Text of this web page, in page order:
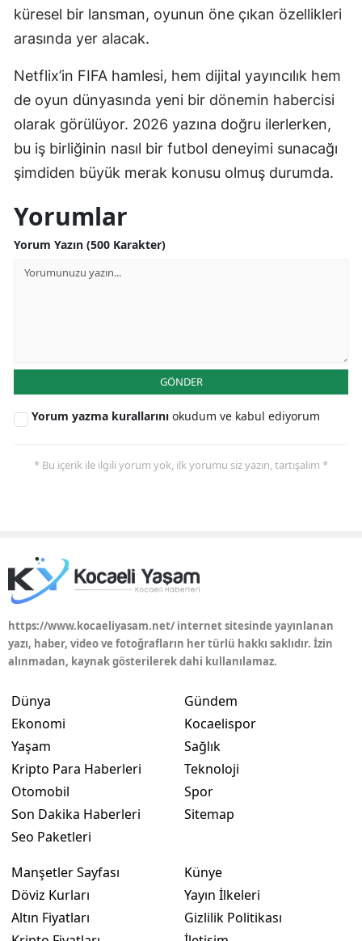
küresel bir lansman, oyunun öne çıkan özellikleri
arasında yer alacak.
Netflix’in FIFA hamlesi, hem dijital yayıncılık hem
de oyun dünyasında yeni bir dönemin habercisi
olarak görülüyor. 2026 yazına doğru ilerlerken,
bu iş birliğinin nasıl bir futbol deneyimi sunacağı
şimdiden büyük merak konusu olmuş durumda.
Yorumlar
Yorum Yazın (500 Karakter)
GÖNDER
Yorum yazma kurallarını okudum ve kabul ediyorum
* Bu içerik ile ilgili yorum yok, ilk yorumu siz yazın, tartışalım *
https://www.kocaeliyasam.net/ internet sitesinde yayınlanan
yazı, haber, video ve fotoğrafların her türlü hakkı saklıdır. İzin
alınmadan, kaynak gösterilerek dahi kullanılamaz.
Dünya
Ekonomi
Yaşam
Kripto Para Haberleri
Otomobil
Son Dakika Haberleri
Seo Paketleri
Gündem
Kocaelispor
Sağlık
Teknoloji
Spor
Sitemap
Manşetler Sayfası
Döviz Kurları
Altın Fiyatları
Künye
Yayın İlkeleri
Gizlilik Politikası